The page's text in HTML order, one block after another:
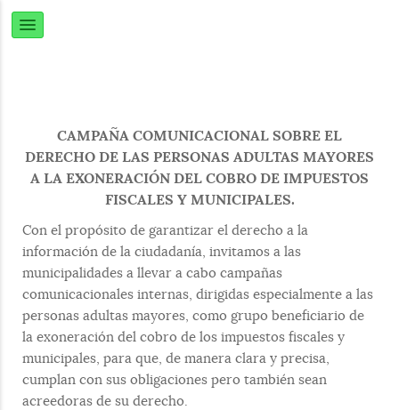
CAMPAÑA COMUNICACIONAL SOBRE EL
DERECHO DE LAS PERSONAS ADULTAS MAYORES
A LA EXONERACIÓN DEL COBRO DE IMPUESTOS
FISCALES Y MUNICIPALES.
Con el propósito de garantizar el derecho a la
información de la ciudadanía, invitamos a las
municipalidades a llevar a cabo campañas
comunicacionales internas, dirigidas especialmente a las
personas adultas mayores, como grupo beneficiario de
la exoneración del cobro de los impuestos fiscales y
municipales, para que, de manera clara y precisa,
cumplan con sus obligaciones pero también sean
acreedoras de su derecho.